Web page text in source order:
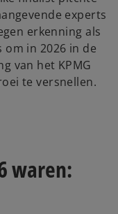
experts
erkenning als
in 2026 in de
van het KPMG
te versnellen.
waren: